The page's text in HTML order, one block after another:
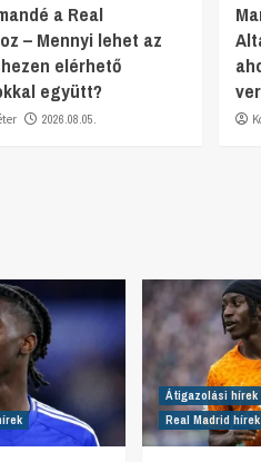
a Real
– Mennyi lehet az
elérhető
együtt?
2026.08.05.
Átigazolási hírek
Real Madrid hírek